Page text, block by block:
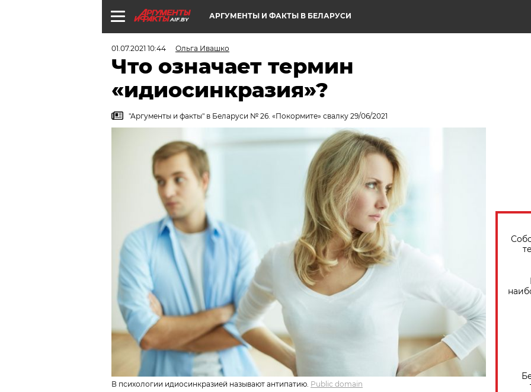
AIF.BY АРГУМЕНТЫ И ФАКТЫ В БЕЛАРУСИ
01.07.2021 10:44 Ольга Ивашко
Что означает термин
«идиосинкразия»?
"Аргументы и факты" в Беларуси № 26. «Покормите» свалку 29/06/2021
В психологии идиосинкразией называют антипатию. Public domain